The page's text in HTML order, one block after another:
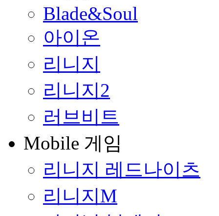
Blade&Soul
아이온
리니지
리니지2
러브비트
Mobile 게임
리니지 레드나이츠
리니지M